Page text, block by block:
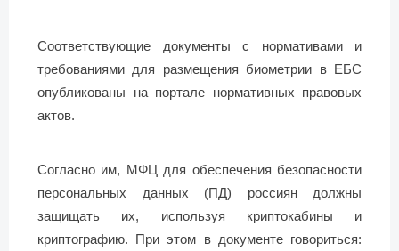
Соответствующие документы с нормативами и
требованиями для размещения биометрии в ЕБС
опубликованы на портале нормативных правовых
актов.
Согласно им, МФЦ для обеспечения безопасности
персональных данных (ПД) россиян должны
защищать их, используя криптокабины и
криптографию. При этом в документе говориться: